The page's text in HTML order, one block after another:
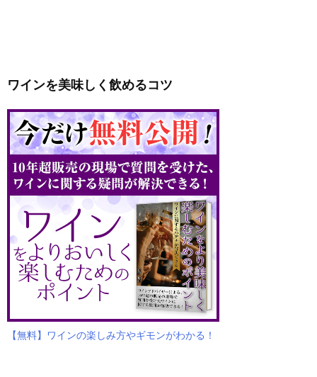
ワインを美味しく飲めるコツ
【無料】ワインの楽しみ方やギモンがわかる！